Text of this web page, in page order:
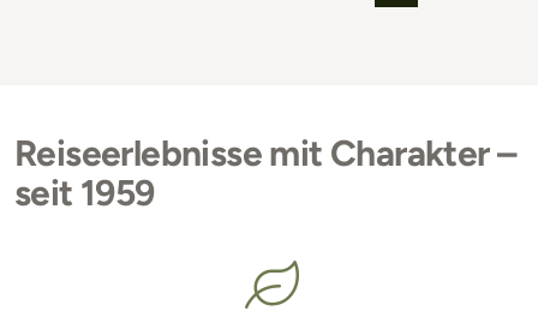
Reiseerlebnisse mit Charakter –
seit 1959